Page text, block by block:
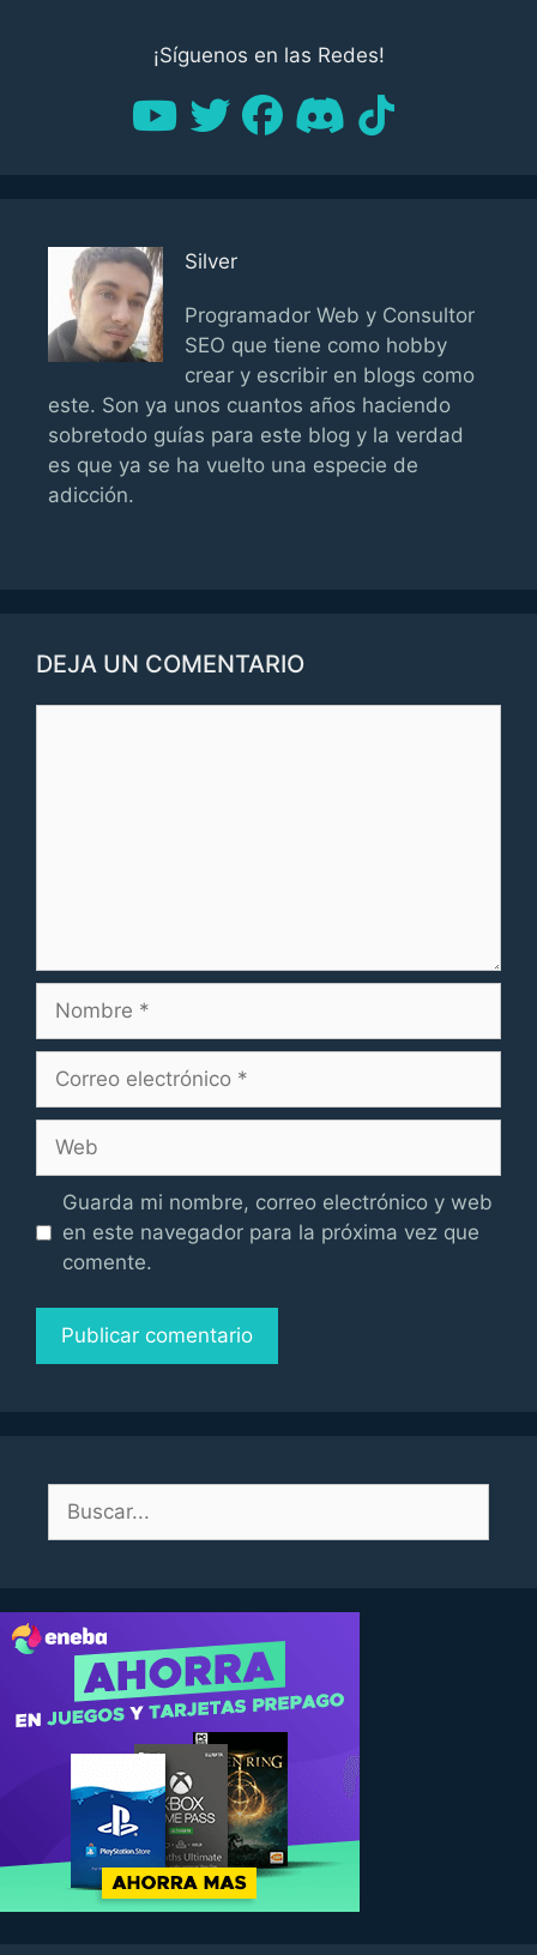
¡Síguenos en las Redes!
Silver
Programador Web y Consultor
SEO que tiene como hobby
crear y escribir en blogs como
este. Son ya unos cuantos años haciendo
sobretodo guías para este blog y la verdad
es que ya se ha vuelto una especie de
adicción.
DEJA UN COMENTARIO
electrónico
Guarda mi nombre, correo electrónico y web
en este navegador para la próxima vez que
comente.
Buscar: